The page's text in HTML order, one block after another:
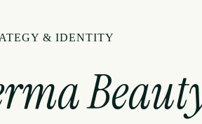
& IDENTITY